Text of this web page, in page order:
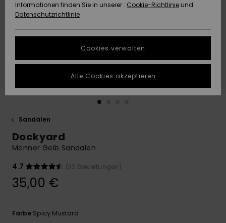
Highlights
Highlights
Starten Sie eine
um die
schnellste
Antwort auf Ihre
erhalten.
Finden Sie
die häufigsten
Fragen sowie
NACHHALTIGKEIT
SHOPS
QUIKSILVER APP
WUNSCHLISTE
Sandalen
Dockyard
Männer Gelb Sandalen
4.7
(32 Bewertungen)
35,00 €
Farbe Spicy Mustard
Informationen finden Sie in unserer : Cookie-Richtlinie und
Datenschutzrichtlinie
Cookies verwalten
Alle Cookies akzeptieren